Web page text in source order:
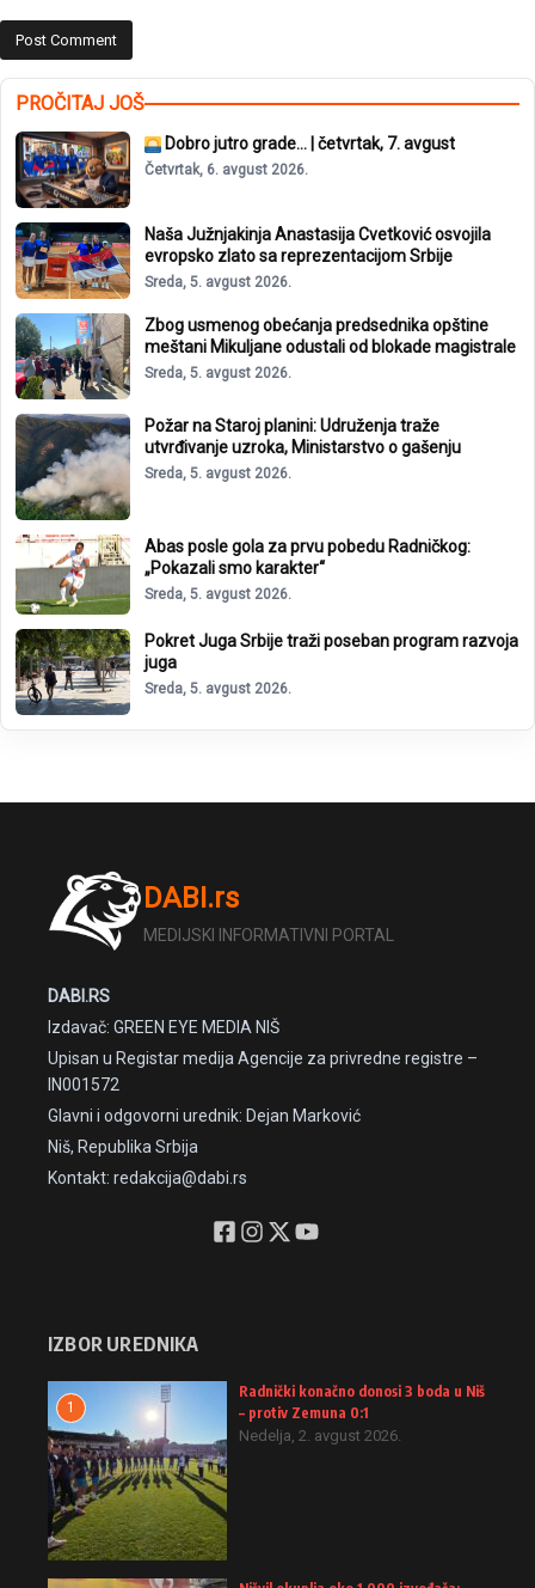
PROČITAJ JOŠ
Dobro jutro grade… | četvrtak, 7. avgust
Četvrtak, 6. avgust 2026.
Naša Južnjakinja Anastasija Cvetković osvojila
evropsko zlato sa reprezentacijom Srbije
Sreda, 5. avgust 2026.
Zbog usmenog obećanja predsednika opštine
meštani Mikuljane odustali od blokade magistrale
Sreda, 5. avgust 2026.
Požar na Staroj planini: Udruženja traže
utvrđivanje uzroka, Ministarstvo o gašenju
Sreda, 5. avgust 2026.
Abas posle gola za prvu pobedu Radničkog:
„Pokazali smo karakter“
Sreda, 5. avgust 2026.
Pokret Juga Srbije traži poseban program razvoja
juga
Sreda, 5. avgust 2026.
DABI.rs
MEDIJSKI INFORMATIVNI PORTAL
DABI.RS
Izdavač: GREEN EYE MEDIA NIŠ
Upisan u Registar medija Agencije za privredne registre –
IN001572
Glavni i odgovorni urednik: Dejan Marković
Niš, Republika Srbija
Kontakt: redakcija@dabi.rs
IZBOR UREDNIKA
1
Radnički konačno donosi 3 boda u Niš
– protiv Zemuna 0:1
Nedelja, 2. avgust 2026.